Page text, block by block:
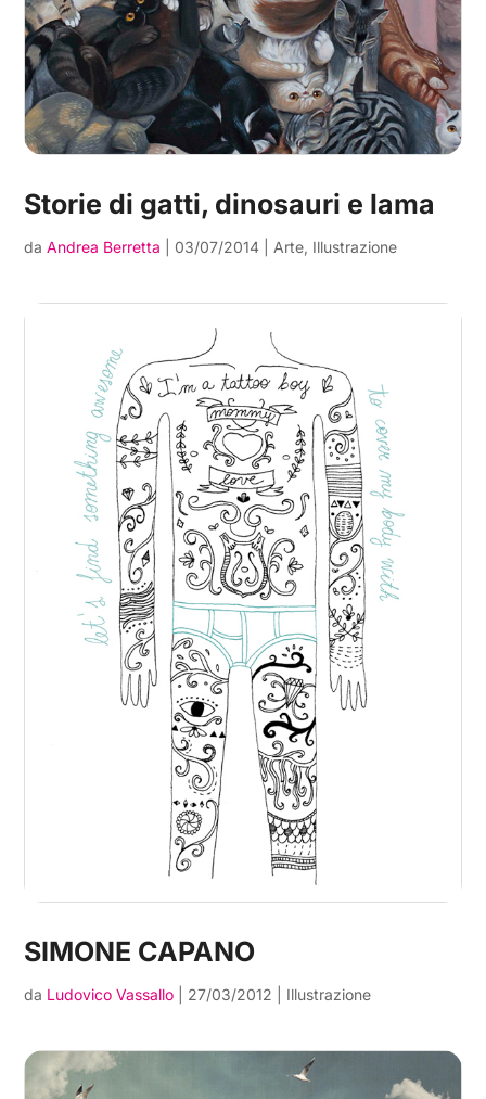
Storie di gatti, dinosauri e lama
daAndrea Berretta 03/07/2014 Arte, Illustrazione
SIMONE CAPANO
da Ludovico Vassallo 27/03/2012 Illustrazione